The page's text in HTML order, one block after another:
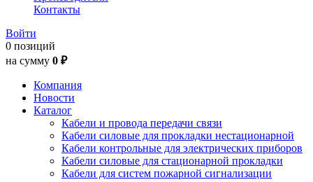
Контакты
Войти
0 позиций
на сумму 0 ₽
Компания
Новости
Каталог
Кабели и провода передачи связи
Кабели силовые для прокладки нестационарной
Кабели контрольные для электрических приборов
Кабели силовые для стационарной прокладки
Кабели для систем пожарной сигнализации